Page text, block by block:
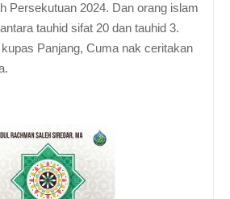
Persekutuan 2024. Dan orang islam
tauhid sifat 20 dan tauhid 3.
Panjang, Cuma nak ceritakan